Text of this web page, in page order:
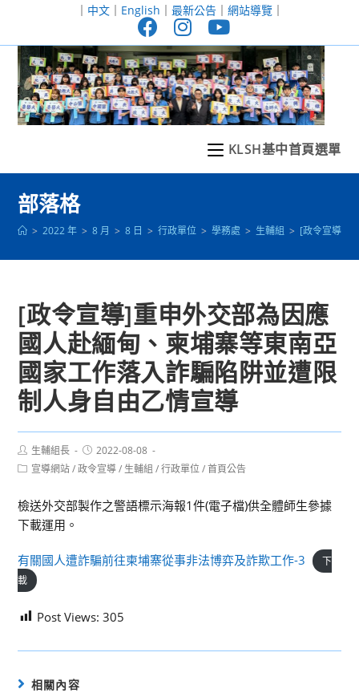
至
｜ 中文｜ English ｜ 最新公告｜ 網站導覽｜
KLSH基中首頁選單
部落格
> 2022 年 > 8 月 > 8 日 > 行政單位 > 學務處 > 生輔組 > [政令宣導]重
[政令宣導]重申外交部為因應
國人赴緬甸、柬埔寨等東南亞
國家工作落入詐騙陷阱並遭限
制人身自由乙情宣導
Post
author:
生輔組長
Post
published:
2022-08-08
Post宣導網站 / 政令宣導 / 生輔組 / 行政單位 / 首頁公告
檢送外交部製作之警語標示海報1件(電子檔)供全體師生參據
下載運用。
有關國人遭詐騙前往柬埔寨從事非法博弈及詐欺工作-3
下
載
Post Views: 305
相關內容